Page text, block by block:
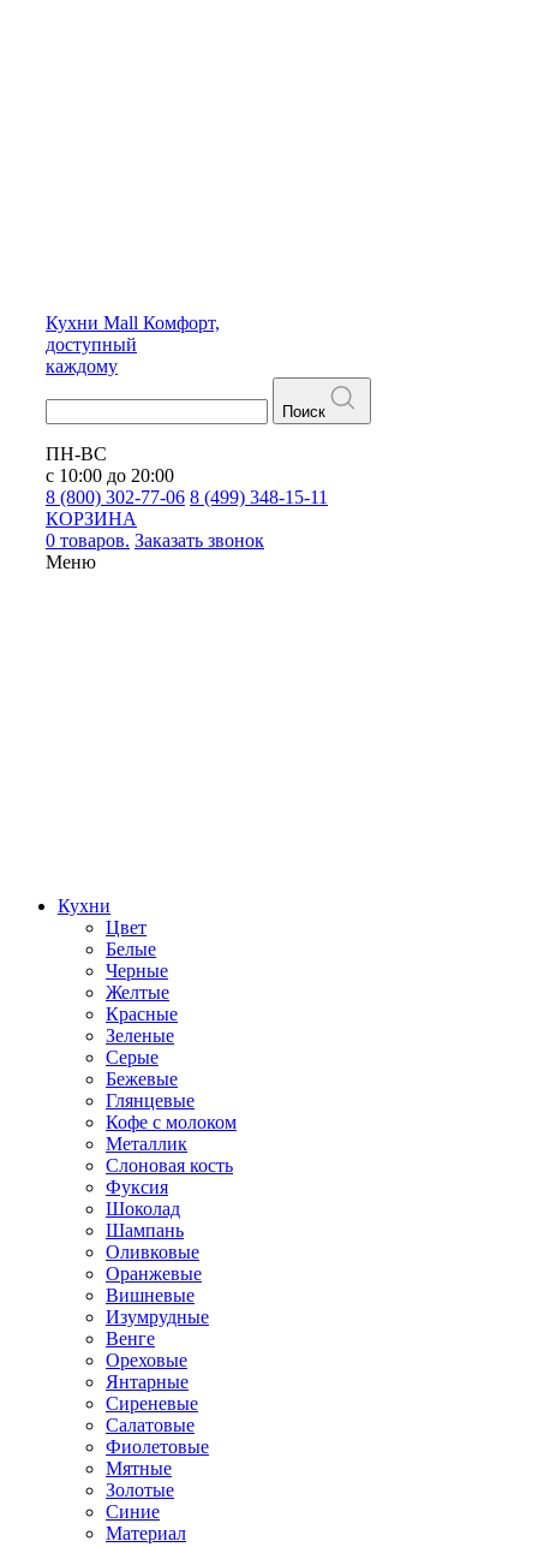
Кухни Mall Комфорт,
доступный
каждому
Поиск
ПН-ВС
с 10:00 до 20:00
8 (800) 302-77-06 8 (499) 348-15-11
КОРЗИНА
0 товаров. Заказать звонок
Меню
Кухни
Цвет
Белые
Черные
Желтые
Красные
Зеленые
Серые
Бежевые
Глянцевые
Кофе с молоком
Металлик
Слоновая кость
Фуксия
Шоколад
Шампань
Оливковые
Оранжевые
Вишневые
Изумрудные
Венге
Ореховые
Янтарные
Сиреневые
Салатовые
Фиолетовые
Мятные
Золотые
Синие
Материал